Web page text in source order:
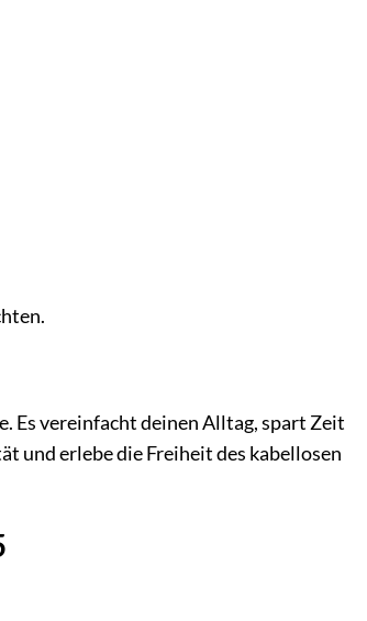
Es vereinfacht deinen Alltag, spart Zeit
und erlebe die Freiheit des kabellosen